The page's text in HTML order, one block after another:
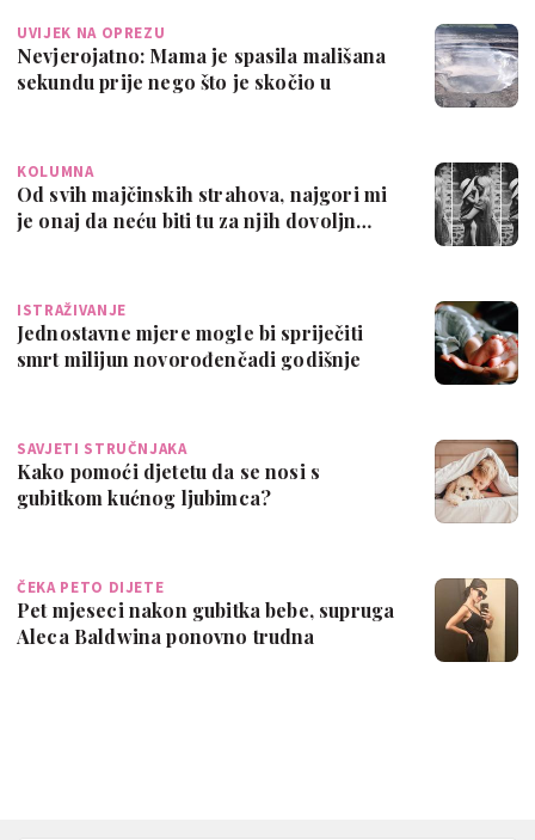
UVIJEK NA OPREZU
Nevjerojatno: Mama je spasila mališana
sekundu prije nego što je skočio u
KOLUMNA
Od svih majčinskih strahova, najgori mi
je onaj da neću biti tu za njih dovoljn…
ISTRAŽIVANJE
Jednostavne mjere mogle bi spriječiti
smrt milijun novorođenčadi godišnje
SAVJETI STRUČNJAKA
Kako pomoći djetetu da se nosi s
gubitkom kućnog ljubimca?
ČEKA PETO DIJETE
Pet mjeseci nakon gubitka bebe, supruga
Aleca Baldwina ponovno trudna